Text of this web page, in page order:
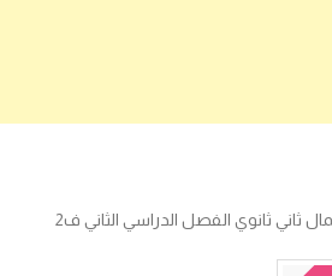
مادة صناعة القرار في الأعمال ثاني ثانوي الفصل الدراسي الثاني ف2